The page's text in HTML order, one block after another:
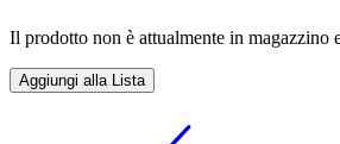
Il prodotto non è attualmente in magazzino
Aggiungi alla Lista